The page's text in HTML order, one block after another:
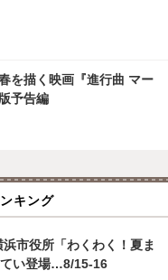
を描く映画『進行曲 マー
予告編
キング
浜市役所「わくわく！夏ま
い登場…8/15-16